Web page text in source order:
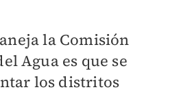
la Comisión
Agua es que se
los distritos